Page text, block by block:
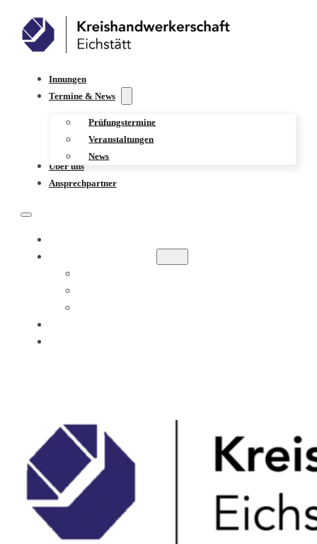
Innungen
Termine & News
Prüfungstermine
Veranstaltungen
News
Über uns
Ansprechpartner